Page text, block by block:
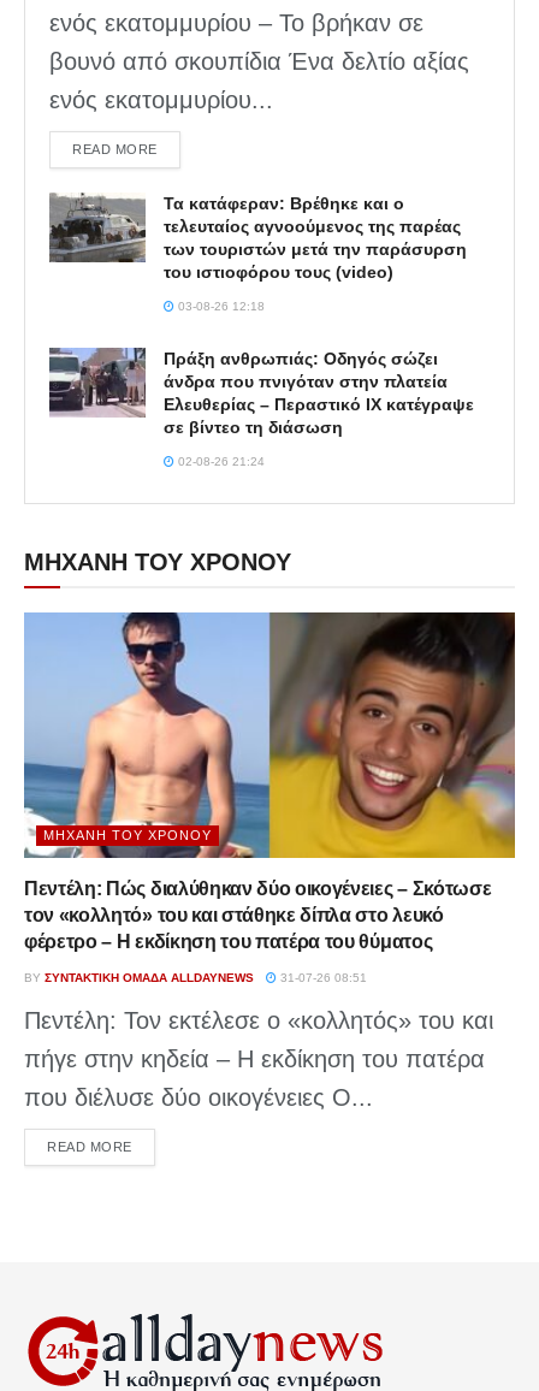
ενός εκατομμυρίου – Το βρήκαν σε
βουνό από σκουπίδια Ένα δελτίο αξίας
ενός εκατομμυρίου...
READ MOREDETAILS
Τα κατάφεραν: Βρέθηκε και ο
τελευταίος αγνοούμενος της παρέας
των τουριστών μετά την παράσυρση
του ιστιοφόρου τους (video)
03-08-26 12:18
Πράξη ανθρωπιάς: Οδηγός σώζει
άνδρα που πνιγόταν στην πλατεία
Ελευθερίας – Περαστικό ΙΧ κατέγραψε
σε βίντεο τη διάσωση
02-08-26 21:24
ΜΗΧΑΝΗ ΤΟΥ ΧΡΟΝΟΥ
ΜΗΧΑΝΉ ΤΟΥ ΧΡΌΝΟΥ
Πεντέλη: Πώς διαλύθηκαν δύο οικογένειες – Σκότωσε
τον «κολλητό» του και στάθηκε δίπλα στο λευκό
φέρετρο – Η εκδίκηση του πατέρα του θύματος
BY ΣΥΝΤΑΚΤΙΚΉ ΟΜΆΔΑ ALLDAYNEWS 31-07-26 08:51
Πεντέλη: Τον εκτέλεσε ο «κολλητός» του και
πήγε στην κηδεία – Η εκδίκηση του πατέρα
που διέλυσε δύο οικογένειες Ο...
READ MOREDETAILS